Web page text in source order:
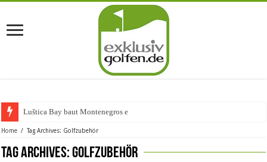
Luštica Bay baut Montenegros ers
Home / Tag Archives: Golfzubehör
Tag Archives:Golfzubehör